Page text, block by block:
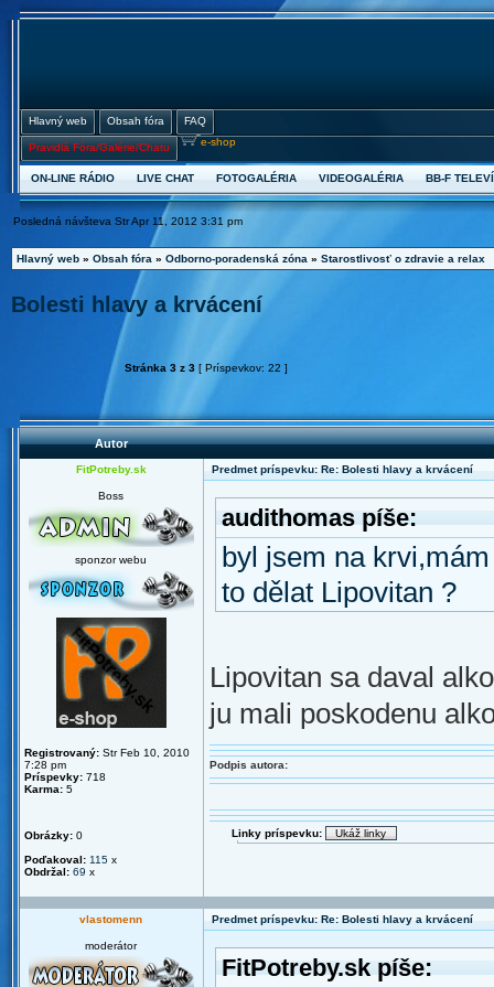
Hlavný web Obsah fóra FAQ
Pravidlá Fóra/Galérie/Chatu e-shop
ON-LINE RÁDIO LIVE CHAT FOTOGALÉRIA VIDEOGALÉRIA BB-F
Posledná návšteva Str Apr 11, 2012 3:31 pm
Hlavný web » Obsah fóra » Odborno-poradenská zóna » Starostlivosť o zdravie a relax
Bolesti hlavy a krvácení
Stránka 3 z 3 [ Príspevkov: 22 ]
Autor
FitPotreby.sk Predmet príspevku: Re: Bolesti hlavy a krvácení
Boss
sponzor webu
Registrovaný: Str Feb 10, 2010
7:28 pm
Príspevky: 718
Karma: 5
Obrázky: 0
Poďakoval: 115 x
Obdržal: 69 x
audithomas píše:
byl jsem na
to dělat Lipovitan ?
Lipovitan sa daval
ju mali poskodenu
Podpis autora:
Linky príspevku:
vlastomenn Predmet príspevku: Re: Bolesti hlavy a krvácení
moderátor
FitPotreby.sk píše: